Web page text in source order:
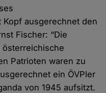
ausgerechnet den
Fischer: “Die
österreichische
Patrioten waren zu
ein ÖVPler
von 1945 aufsitzt.